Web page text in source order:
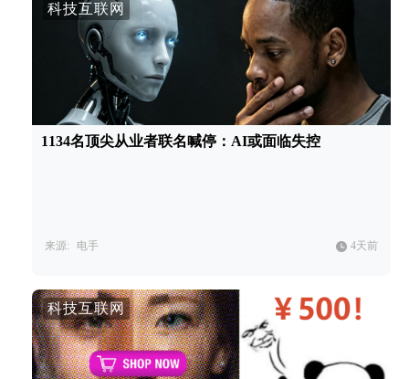
科技互联网
1134名顶尖从业者联名喊停：AI或面临失控
来源: 电手 4天前
科技互联网